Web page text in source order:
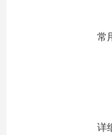
常
详